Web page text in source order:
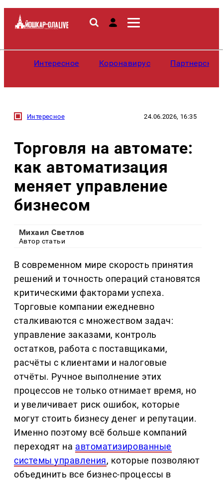
Интересное Коронавирус
Интересное 24.06.2026, 16:35
Торговля на автомате:
как автоматизация
меняет управление
бизнесом
Михаил Светлов
Автор статьи
В современном мире скорость принятия
решений и точность операций становятся
критическими факторами успеха.
Торговые компании ежедневно
сталкиваются с множеством задач:
управление заказами, контроль
остатков, работа с поставщиками,
расчёты с клиентами и налоговые
отчёты. Ручное выполнение этих
процессов не только отнимает время, но
и увеличивает риск ошибок, которые
могут стоить бизнесу денег и репутации.
Именно поэтому всё больше компаний
переходят на автоматизированные
системы управления, которые позволяют
объединить все бизнес-процессы в